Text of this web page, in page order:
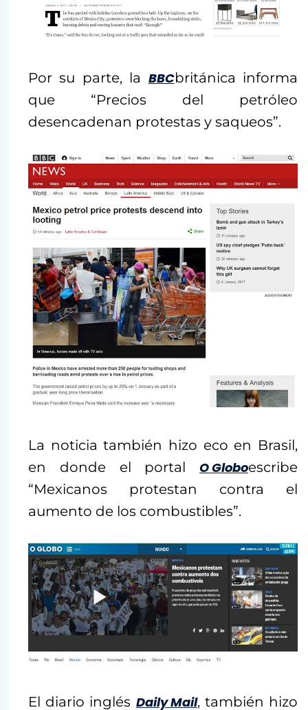
Por su parte, la BBCbritánica informa
que “Precios del petróleo
desencadenan protestas y saqueos”.
La noticia también hizo eco en Brasil,
en donde el portal O Globoescribe
“Mexicanos protestan contra el
aumento de los combustibles”.
El diario inglés Daily Mail, también hizo